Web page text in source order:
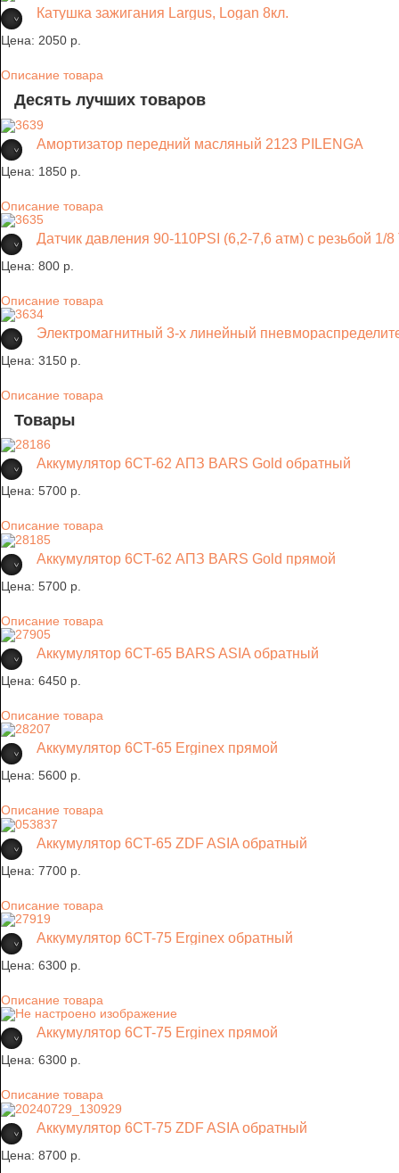
Катушка зажигания Largus, Logan 8кл.
Цена: 2050 p.
Описание товара
Десять лучших товаров
Амортизатор передний масляный 2123 PILENGA
Цена: 1850 p.
Описание товара
Датчик давления 90-110PSI (6,2-7,6 атм) с резьбой 1/8
Цена: 800 p.
Описание товара
Электромагнитный 3-х линейный
Цена: 3150 p.
Описание товара
Товары
Аккумулятор 6CT-62 АПЗ BARS Gold обратный
Цена: 5700 p.
Описание товара
Аккумулятор 6CT-62 АПЗ BARS Gold прямой
Цена: 5700 p.
Описание товара
Аккумулятор 6CT-65 BARS ASIA обратный
Цена: 6450 p.
Описание товара
Аккумулятор 6CT-65 Erginex прямой
Цена: 5600 p.
Описание товара
Аккумулятор 6CT-65 ZDF ASIA обратный
Цена: 7700 p.
Описание товара
Аккумулятор 6CT-75 Erginex обратный
Цена: 6300 p.
Описание товара
Аккумулятор 6CT-75 Erginex прямой
Цена: 6300 p.
Описание товара
Аккумулятор 6CT-75 ZDF ASIA обратный
Цена: 8700 p.